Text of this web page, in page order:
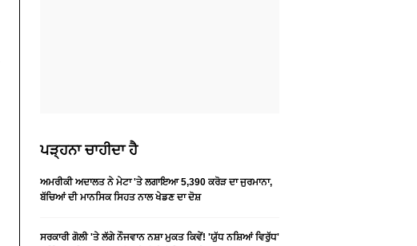
ਪੜ੍ਹਨਾ ਚਾਹੀਦਾ ਹੈ
ਅਮਰੀਕੀ ਅਦਾਲਤ ਨੇ ਮੇਟਾ 'ਤੇ ਲਗਾਇਆ 5,390 ਕਰੋੜ ਦਾ ਜੁਰਮਾਨਾ,
ਬੱਚਿਆਂ ਦੀ ਮਾਨਸਿਕ ਸਿਹਤ ਨਾਲ ਖੇਡਣ ਦਾ ਦੋਸ਼
ਸਰਕਾਰੀ ਗੋਲੀ 'ਤੇ ਲੱਗੇ ਨੌਜਵਾਨ ਨਸ਼ਾ ਮੁਕਤ ਕਿਵੇਂ! 'ਯੁੱਧ ਨਸ਼ਿਆਂ ਵਿਰੁੱਧ'